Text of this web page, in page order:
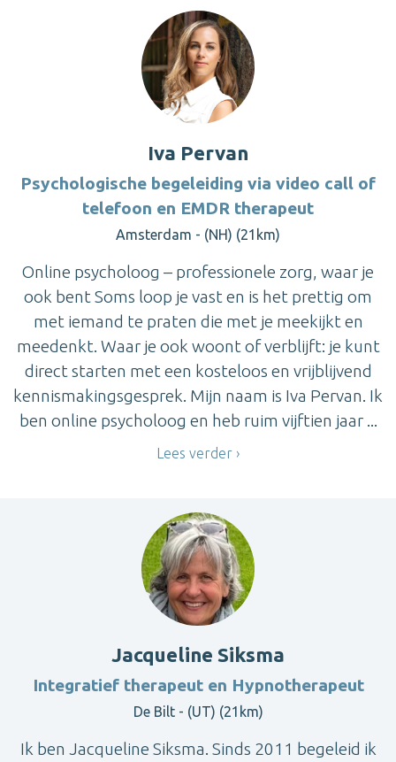
Iva Pervan
Psychologische begeleiding via video call of
telefoon en EMDR therapeut
Amsterdam - (NH) (21km)
Online psycholoog – professionele zorg, waar je
ook bent Soms loop je vast en is het prettig om
met iemand te praten die met je meekijkt en
meedenkt. Waar je ook woont of verblijft: je kunt
direct starten met een kosteloos en vrijblijvend
kennismakingsgesprek. Mijn naam is Iva Pervan. Ik
ben online psycholoog en heb ruim vijftien jaar ...
Lees verder
Jacqueline Siksma
Integratief therapeut en Hypnotherapeut
De Bilt - (UT) (21km)
Ik ben Jacqueline Siksma. Sinds 2011 begeleid ik